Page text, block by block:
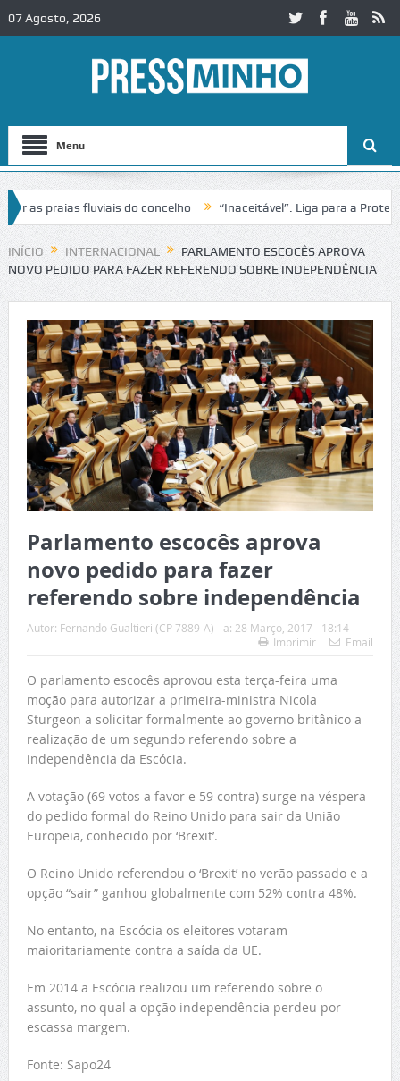
07 Agosto, 2026
Menu
praias fluviais do concelho “Inaceitável”. Liga para a Proteção
de trânsito no IC2 em Alcobaça Igreja do Castelo de
INÍCIO INTERNACIONAL
PARLAMENTO ESCOCÊS APROVA
NOVO PEDIDO PARA FAZER REFERENDO SOBRE INDEPENDÊNCIA
Parlamento escocês aprova
novo pedido para fazer
referendo sobre independência
Autor: Fernando Gualtieri (CP 7889-A) a: 28 Março, 2017 - 18:14
Imprimir
Email
O parlamento escocês aprovou esta terça-feira uma
moção para autorizar a primeira-ministra Nicola
Sturgeon a solicitar formalmente ao governo britânico a
realização de um segundo referendo sobre a
independência da Escócia.
A votação (69 votos a favor e 59 contra) surge na véspera
do pedido formal do Reino Unido para sair da União
Europeia, conhecido por ‘Brexit’.
O Reino Unido referendou o ‘Brexit’ no verão passado e a
opção “sair” ganhou globalmente com 52% contra 48%.
No entanto, na Escócia os eleitores votaram
maioritariamente contra a saída da UE.
Em 2014 a Escócia realizou um referendo sobre o
assunto, no qual a opção independência perdeu por
escassa margem.
Fonte: Sapo24